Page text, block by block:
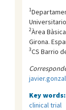
1
2Àrea
Girona.
3CS Barrio
Key words:
clinical trial